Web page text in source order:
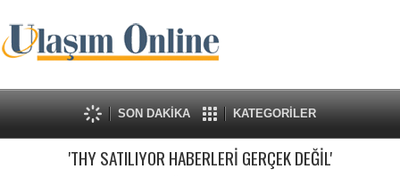
SON DAKİKA KATEGORİLER
'THY SATILIYOR HABERLERİ GERÇEK DEĞİL'